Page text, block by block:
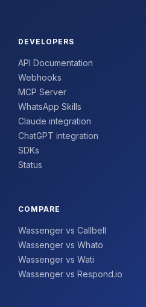
DEVELOPERS
API Documentation
Webhooks
MCP Server
WhatsApp Skills
Claude integration
ChatGPT integration
SDKs
Status
COMPARE
Wassenger vs Callbell
Wassenger vs Whato
Wassenger vs Wati
Wassenger vs Respond.io